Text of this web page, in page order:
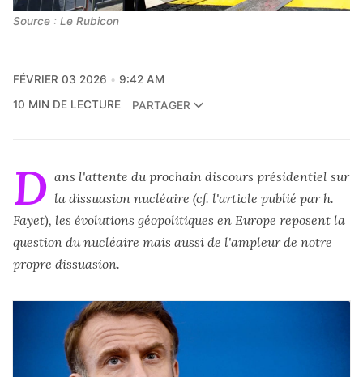
Source : Le Rubicon
FÉVRIER 03 2026
9:42 AM
10 MIN DE LECTURE
PARTAGER
D ans l'attente du prochain discours présidentiel sur
la dissuasion nucléaire (cf. l'article publié par h.
Fayet), les évolutions géopolitiques en Europe reposent la
question du nucléaire mais aussi de l'ampleur de notre
propre dissuasion.